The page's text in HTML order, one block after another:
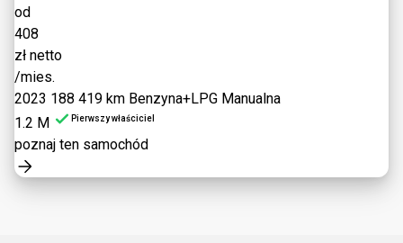
od
408
zł netto
/mies.
2023 188 419 km Benzyna+LPG Manualna
1.2 M
Pierwszy właściciel
poznaj ten samochód